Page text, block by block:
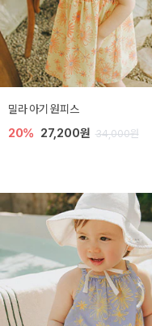
밀라 아기 원피스
20% 27,200원 34,000원